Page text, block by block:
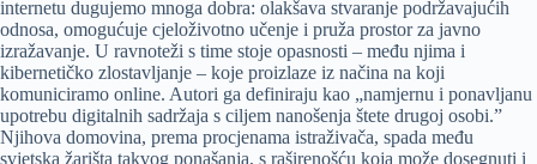
internetu dugujemo mnoga dobra: olakšava stvaranje podržavajućih
odnosa, omogućuje cjeloživotno učenje i pruža prostor za javno
izražavanje. U ravnoteži s time stoje opasnosti – među njima i
kibernetičko zlostavljanje – koje proizlaze iz načina na koji
komuniciramo online. Autori ga definiraju kao „namjernu i ponavljanu
upotrebu digitalnih sadržaja s ciljem nanošenja štete drugoj osobi.”
Njihova domovina, prema procjenama istraživača, spada među
svjetska žarišta takvog ponašanja, s raširenošću koja može dosegnuti i